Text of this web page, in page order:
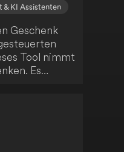
& KI Assistenten
Geschenk
Tool nimmt
Es